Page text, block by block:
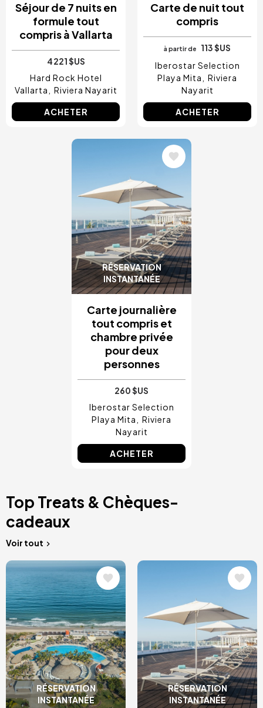
Séjour de 7 nuits en
formule tout
compris à Vallarta
4 221 $US
Hard Rock Hotel
Vallarta
Riviera Nayarit
ACHETER
Carte de nuit tout
compris
à partir de
113 $US
Iberostar Selection
Playa Mita
Riviera
Nayarit
ACHETER
RÉSERVATION
INSTANTANÉE
Carte journalière
tout compris et
chambre privée
pour deux
personnes
260 $US
Iberostar Selection
Playa Mita
Riviera
Nayarit
ACHETER
Top Treats & Chèques-
cadeaux
Voir tout
RÉSERVATION
INSTANTANÉE
Image
RÉSERVATION
INSTANTANÉE